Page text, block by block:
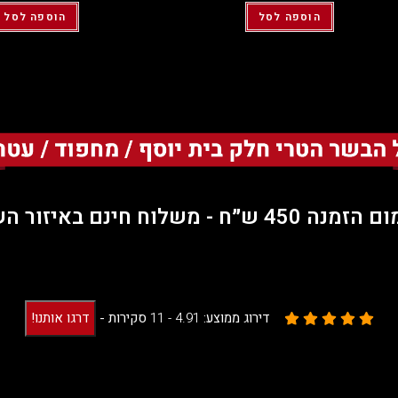
הוספה לסל הוספה לסל
ש״ח - משלוח חינם באיזור השרון.
דירוג ממוצע: 4.91 -
11 סקירות - דרגו אותנו!